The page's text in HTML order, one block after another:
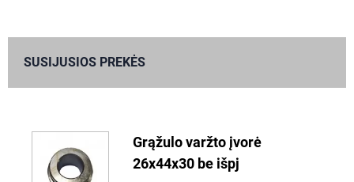
SUSIJUSIOS PREKĖS
Grąžulo varžto įvorė
26x44x30 be išpj